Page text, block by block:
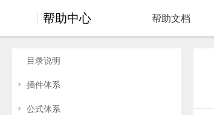
帮助中心 帮助文档
目录说明
插件体系
公式体系